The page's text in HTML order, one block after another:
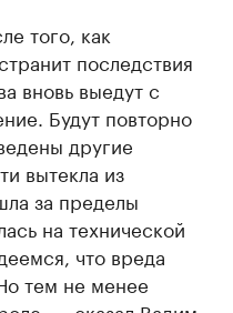
того, как
последствия
вновь выедут с
Будут повторно
другие
вытекла из
за пределы
на технической
что вреда
тем не менее